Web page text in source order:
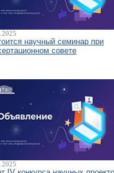
научный семинар при
совете